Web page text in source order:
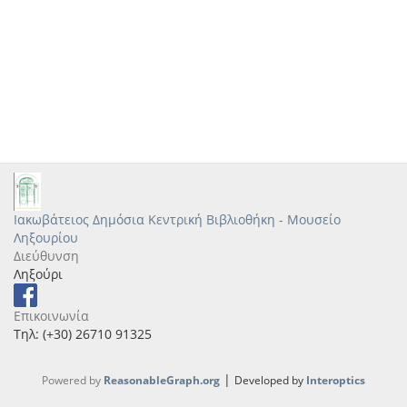
Ιακωβάτειος Δημόσια Κεντρική Βιβλιοθήκη - Μουσείο
Ληξουρίου
Διεύθυνση
Ληξούρι
Επικοινωνία
Τηλ: (+30) 26710 91325
Powered by ReasonableGraph.org | Developed by Interoptics